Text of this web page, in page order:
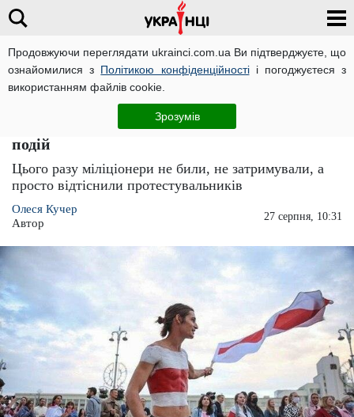
Продовжуючи переглядати ukrainci.com.ua Ви підтверджуєте, що
ознайомилися з Політикою конфіденційностіі погоджуєтеся з
використанням файлів cookie.
Зрозумів
Замкнули в костелі: в Мінську ОМОН знову
розігнав протестувальників, відео з місця
подій
Цього разу міліціонери не били, не затримували, а
просто відтіснили протестувальників
Олеся Кучер
Автор
27 серпня, 10:31